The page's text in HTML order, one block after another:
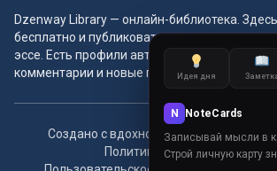
Dzenway Library — онлайн-библиотека.
бесплатно и публиковать свои
эссе. Есть профили авторов, жанры и метки,
комментарии и новые главы каждый день.
Создано с вдохновением для
Политика
Идея дня
N NoteCards
Записывай мысли в
Строй личную карту